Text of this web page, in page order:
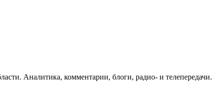
Аналитика, комментарии, блоги, радио- и телепередачи.